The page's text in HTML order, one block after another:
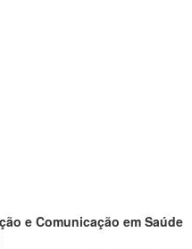
e Comunicação em Saúde